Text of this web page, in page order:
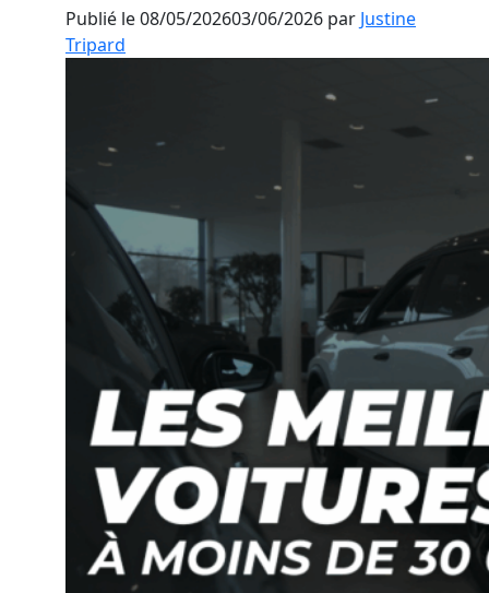
Publié le08/05/202603/06/2026 par Justine
Tripard